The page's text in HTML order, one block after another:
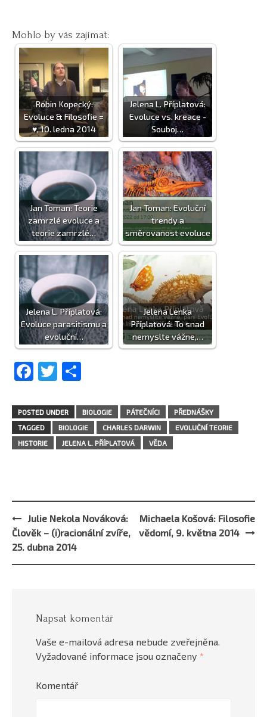
Mohlo by vás zajímat:
Robin Kopecký:
Evoluce & Filosofie =
♥, 10. ledna 2014
Jelena L. Příplatová:
Evoluce vs. kreace -
Souboj…
Jan Toman: Teorie
zamrzlé evoluce a
teorie zamrzlé…
Jan Toman: Evoluční
trendy a
směrovanost evoluce
Jelena L. Příplatová:
Evoluce parasitismu a
evoluční…
Jelena Lenka
Příplatová: To snad
nemyslte vážne,…
Facebook
Twitter
POSTED UNDER BIOLOGIE PÁTEČNÍCI
PŘEDNÁŠKY
TAGGED
BIOLOGIE CHARLES DARWIN
EVOLUČNÍ TEORIE
HISTORIE
JELENA L. PŘÍPLATOVÁ VĚDA
Post
navigation
Julie Nekola Nováková:
Člověk – (i)racionální zvíře,
25. dubna 2014
Michaela Košová: Filosofie
vědomí, 9. května 2014
Napsat komentář
Vaše e-mailová adresa nebude zveřejněna.
Vyžadované informace jsou označeny *
Komentář